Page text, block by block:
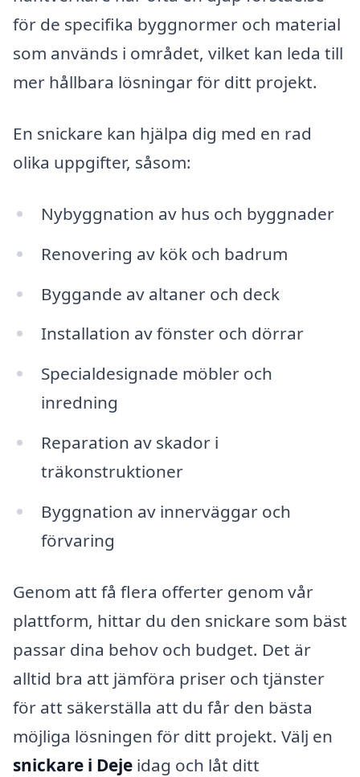
för de specifika byggnormer och material
som används i området, vilket kan leda till
mer hållbara lösningar för ditt projekt.
En snickare kan hjälpa dig med en rad
olika uppgifter, såsom:
Nybyggnation av hus och byggnader
Renovering av kök och badrum
Byggande av altaner och deck
Installation av fönster och dörrar
Specialdesignade möbler och
inredning
Reparation av skador i
träkonstruktioner
Byggnation av innerväggar och
förvaring
Genom att få flera offerter genom vår
plattform, hittar du den snickare som bäst
passar dina behov och budget. Det är
alltid bra att jämföra priser och tjänster
för att säkerställa att du får den bästa
möjliga lösningen för ditt projekt. Välj en
snickare i Deje idag och låt ditt